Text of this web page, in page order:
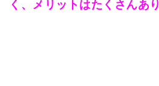
く、メリットはたくさんあ